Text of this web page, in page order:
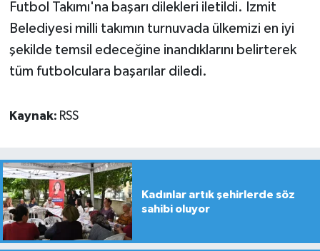
Futbol Takımı'na başarı dilekleri iletildi. İzmit
Belediyesi milli takımın turnuvada ülkemizi en iyi
şekilde temsil edeceğine inandıklarını belirterek
tüm futbolculara başarılar diledi.
Kaynak: RSS
Kadınlar artık şehirlerde söz
sahibi oluyor